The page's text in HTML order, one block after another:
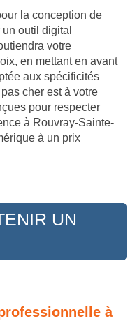
la conception de
outil digital
votre
en mettant en avant
aux spécificités
cher est à votre
pour respecter
à Rouvray-Sainte-
à un prix
UN
à